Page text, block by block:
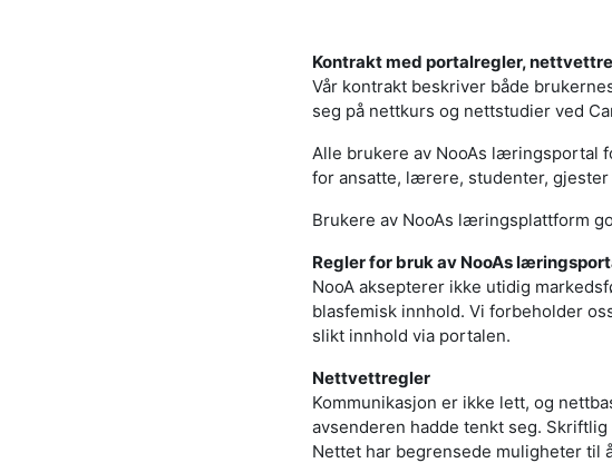
Kontrakt med portalregler,
Vår kontrakt beskriver både
seg på nettkurs og nettstudier ved
Alle brukere av NooAs læringsportal
for ansatte, lærere, studenter,
Brukere av NooAs læringsplattform
Regler for bruk av NooAs
NooA aksepterer ikke utidig
blasfemisk innhold. Vi forbeholder
slikt innhold via portalen.
Nettvettregler
Kommunikasjon er ikke lett, og
avsenderen hadde tenkt seg.
Nettet har begrensede muligheter til